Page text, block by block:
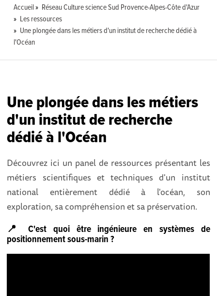
Accueil
Réseau Culture science Sud Provence-Alpes-Côte d'Azur
Les ressources
Une plongée dans les métiers d'un institut de recherche dédié à
l'Océan
Une plongée dans les métiers
d'un institut de recherche
dédié à l'Océan
Découvrez ici un panel de ressources présentant les
métiers scientifiques et techniques d'un institut
national entièrement dédié à l'océan, son
exploration, sa compréhension et sa préservation.
📍 C'est quoi être ingénieure en systèmes de
positionnement sous-marin ?